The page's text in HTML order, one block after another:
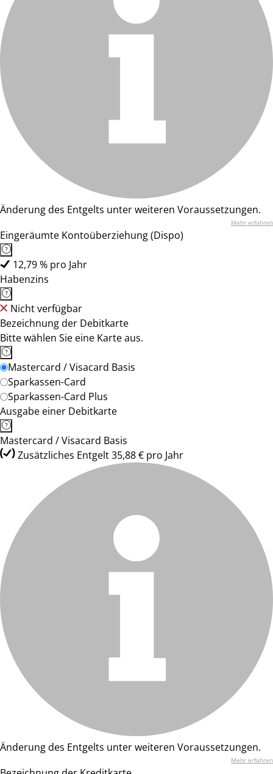
Änderung des Entgelts unter weiteren Voraussetzungen.
Mehr erfahren
Eingeräumte Kontoüberziehung (Dispo)
12,79 % pro Jahr
Habenzins
Nicht verfügbar
Bezeichnung der Debitkarte
Bitte wählen Sie eine Karte aus.
Mastercard / Visacard Basis
Sparkassen-Card
Sparkassen-Card Plus
Ausgabe einer Debitkarte
Mastercard / Visacard Basis
Zusätzliches Entgelt 35,88 € pro Jahr
Änderung des Entgelts unter weiteren Voraussetzungen.
Mehr erfahren